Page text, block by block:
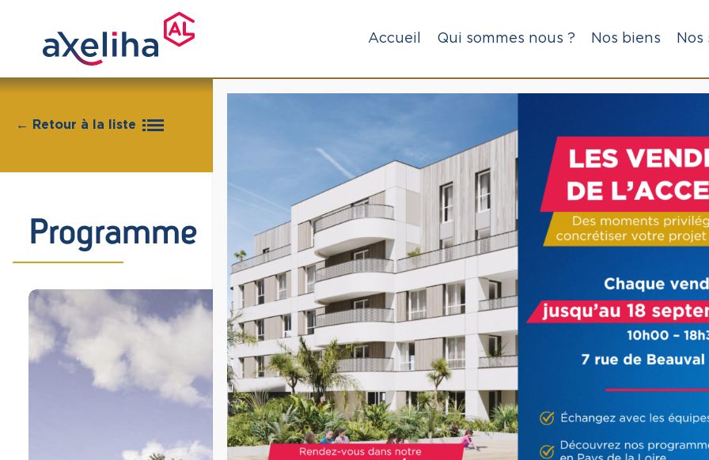
Accueil Qui sommes nous ? Nos biens Nos
← Retour à la liste
Programme « Les Jardins de Saint Augustin